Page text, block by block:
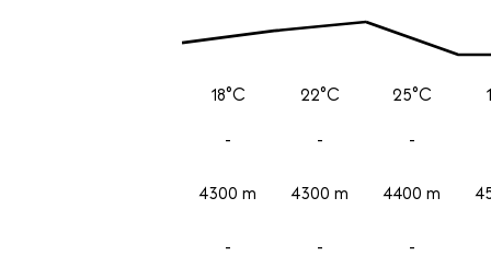
18°C
-
4300 m
-
22°C
-
4300 m
-
25°C
-
4400 m
-